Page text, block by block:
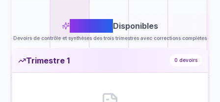
Disponibles
Devoirs de contrôle et synthèses des trois trimestres avec corrections complètes
Trimestre 1 0 devoirs